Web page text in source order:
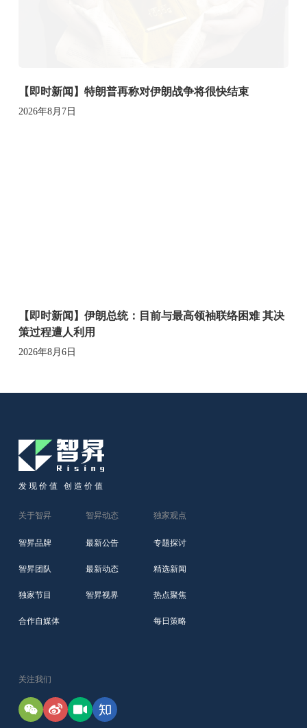
【即时新闻】特朗普再称对伊朗战争将很快结束
2026年8月7日
【即时新闻】伊朗总统：目前与最高领袖联络困难 其决
策过程遭人利用
2026年8月6日
发现价值 创造价值
关于智昇
智昇品牌
智昇团队
独家节目
合作自媒体
智昇动态
最新公告
最新动态
智昇视界
独家观点
专题探讨
精选新闻
热点聚焦
每日策略
关注我们